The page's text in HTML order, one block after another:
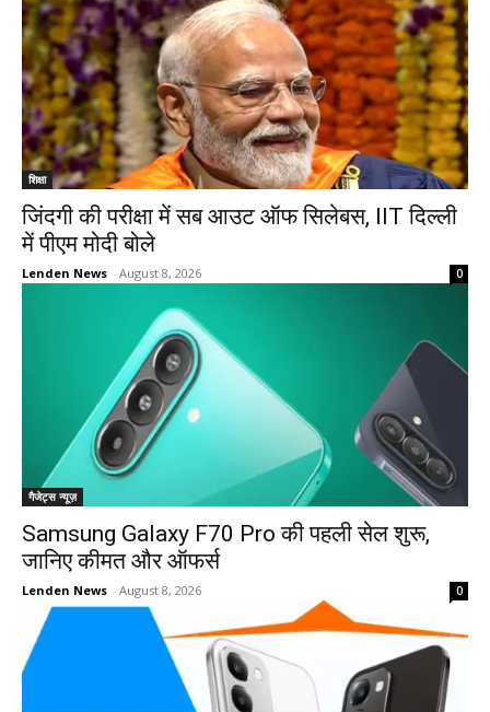
शिक्षा
जिंदगी की परीक्षा में सब आउट ऑफ सिलेबस, IIT दिल्ली
में पीएम मोदी बोले
Lenden News - August 8, 2026 0
गैजेट्स न्यूज़
Samsung Galaxy F70 Pro की पहली सेल शुरू,
जानिए कीमत और ऑफर्स
Lenden News - August 8, 2026 0